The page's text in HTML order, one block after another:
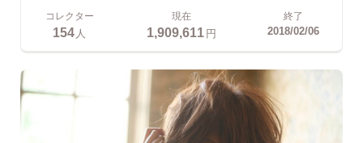
コレクター
154人
現在
1,909,611円
終了
2018/02/06